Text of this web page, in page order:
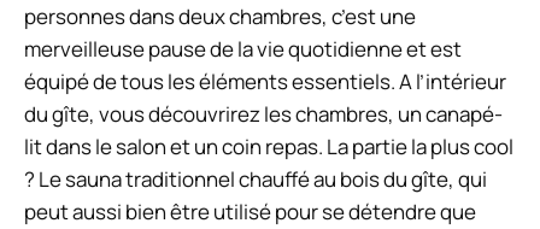
personnes dans deux chambres, c’est une
merveilleuse pause de la vie quotidienne et est
équipé de tous les éléments essentiels. A l’intérieur
du gîte, vous découvrirez les chambres, un canapé-
lit dans le salon et un coin repas. La partie la plus cool
? Le sauna traditionnel chauffé au bois du gîte, qui
peut aussi bien être utilisé pour se détendre que